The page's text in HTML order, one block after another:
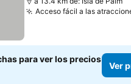
Acceso fácil a las
para ver los precios
Ver